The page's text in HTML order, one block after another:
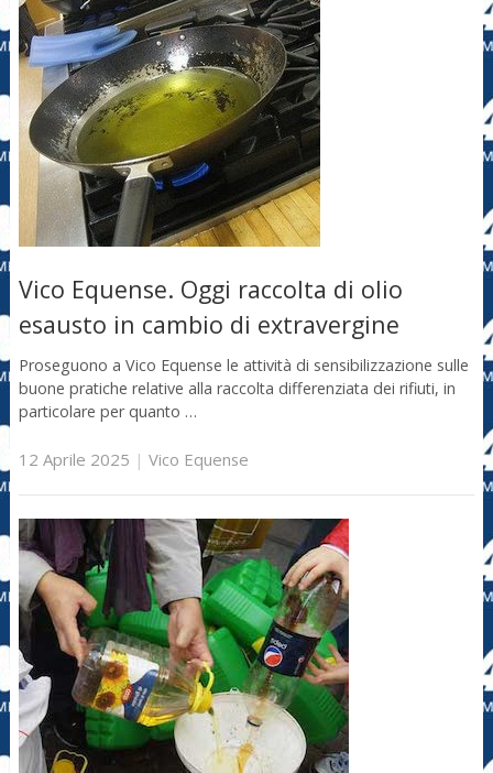
Vico Equense. Oggi raccolta di olio
esausto in cambio di extravergine
Proseguono a Vico Equense le attività di sensibilizzazione sulle
buone pratiche relative alla raccolta differenziata dei rifiuti, in
particolare per quanto …
12 Aprile 2025 | Vico Equense